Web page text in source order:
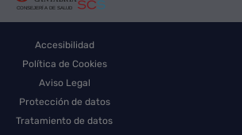
Accesibilidad
Política de Cookies
Aviso Legal
Protección de datos
Tratamiento de datos